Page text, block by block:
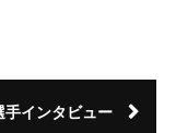
手インタビュー